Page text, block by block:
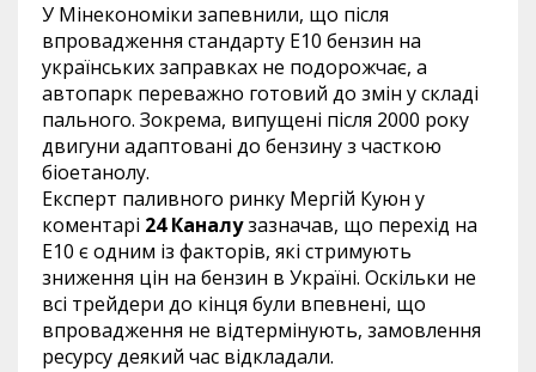
У Мінекономіки запевнили, що після
впровадження стандарту Е10 бензин на
українських заправках не подорожчає, а
автопарк переважно готовий до змін у складі
пального. Зокрема, випущені після 2000 року
двигуни адаптовані до бензину з часткою
біоетанолу.
Експерт паливного ринку Мергій Куюн у
коментарі 24 Каналузазначав, що перехід на
Е10 є одним із факторів, які стримують
зниження цін на бензин в Україні. Оскільки не
всі трейдери до кінця були впевнені, що
впровадження не відтермінують, замовлення
ресурсу деякий час відкладали.